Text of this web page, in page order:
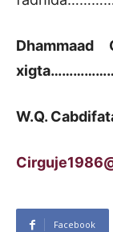
W.Q.
Facebook